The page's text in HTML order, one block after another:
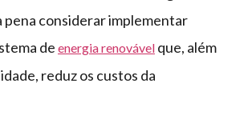
pena considerar implementar
de energia renovável que, além
reduz os custos da